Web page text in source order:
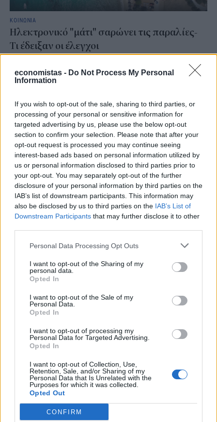
economistas - Do Not Process My Personal
Information
If you wish to opt-out of the sale, sharing to third parties, or
processing of your personal or sensitive information for
targeted advertising by us, please use the below opt-out
section to confirm your selection. Please note that after your
opt-out request is processed you may continue seeing
interest-based ads based on personal information utilized by
us or personal information disclosed to third parties prior to
your opt-out. You may separately opt-out of the further
disclosure of your personal information by third parties on the
IAB’s list of downstream participants. This information may
also be disclosed by us to third parties on the IAB’s List of
Downstream Participants that may further disclose it to other
Personal Data Processing Opt Outs
I want to opt-out of the Sharing of my
personal data.
Opted In
I want to opt-out of the Sale of my
Personal Data.
Opted In
I want to opt-out of processing my
Personal Data for Targeted Advertising.
Opted In
I want to opt-out of Collection, Use,
Retention, Sale, and/or Sharing of my
Personal Data that Is Unrelated with the
Purposes for which it was collected.
Opted Out
CONFIRM
ΚΟΙΝΩΝΙΑ
Ηλεκτρονικό "μάτι" σαρώνει τις παραλίες-
Τι έδειξαν οι έλεγχοι
σήμερα σε πάνω από 300 παραλίες και 450 επιχειρήσεις σε
ολόκληρη τη χώρα, στο πλαίσιο της εντατικής εφαρμογής του
πολιτών.
ΓΙΩΡΓΟΣ ΠΑΠΠΟΥΣ / 07 Αυγ 2026
Υπεγράφη το νέο Ειδικό Χωροταξικό για τον
Τουρισμό: Τι αλλάζει για ξενοδοχεία, νησιά
και επενδύσεις
Νέους κανόνες για το πού και με ποιους όρους μπορούν να γίνονται
Πλαίσιο για τον Τουρισμό, η Κοινή Υπουργική Απόφαση για το
οποίο υπεγράφη σήμερα, Παρασκευή 7 Αυγούστου.